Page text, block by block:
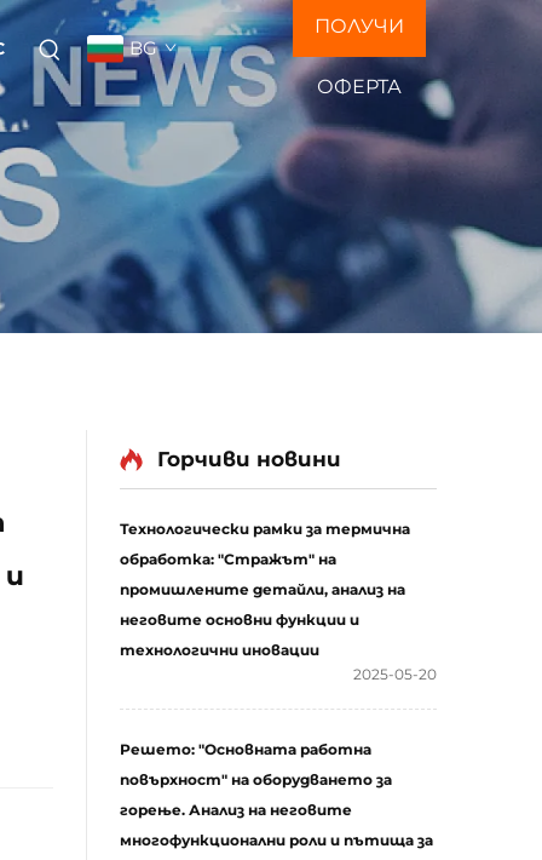
BG
ПОЛУЧИ
ОФЕРТА
Горчиви новини
Технологически рамки за термична
обработка: "Стражът" на
промишлените детайли, анализ на
неговите основни функции и
технологични иновации
2025-05-20
Решето: "Основната работна
повърхност" на оборудването за
горење. Анализ на неговите
многофункционални роли и пътища за